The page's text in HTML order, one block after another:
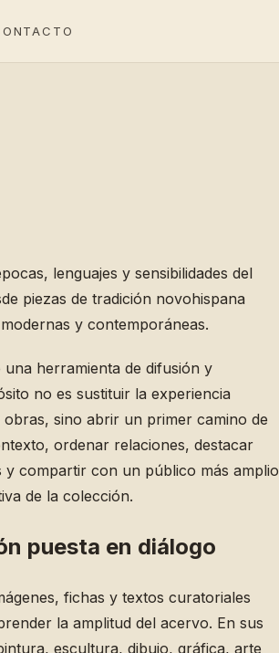
lenguajes y sensibilidades del
piezas de tradición novohispana
y contemporáneas.
herramienta de difusión y
no es sustituir la experiencia
sino abrir un primer camino de
ordenar relaciones, destacar
y compartir con un público más amplio
de la colección.
puesta en diálogo
fichas y textos curatoriales
la amplitud del acervo. En sus
escultura, dibujo, gráfica, arte